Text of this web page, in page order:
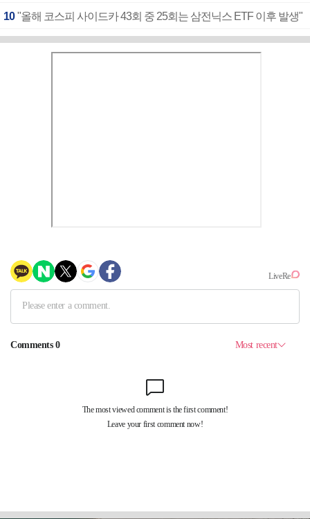
10 "올해 코스피 사이드카 43회 중 25회는 삼전닉스 ETF 이후 발생"